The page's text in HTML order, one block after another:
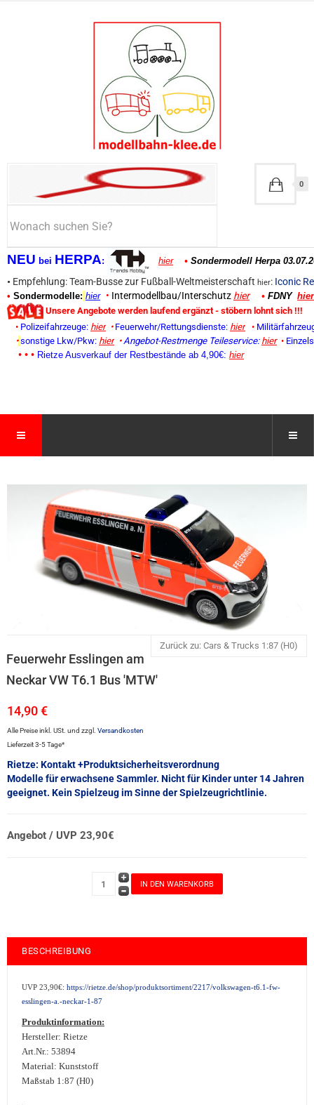
NEU bei HERPA: hier • Sondermodell Herpa
• Empfehlung: Team-Busse zur Fußball-Weltmeisterschaft hier: Iconic
• Sondermodelle: hier • Intermodellbau/Interschutz hier • FDNY hier
Unsere Angebote werden laufend ergänzt - stöbern lohnt sich !!!
• Polizeifahrzeuge: hier • Feuerwehr/Rettungsdienste: hier •
• sonstige Lkw/Pkw: hier • Angebot-Restmenge Teileservice: hier •
• • • Rietze Ausverkauf der Restbestände ab 4,90€: hier
0
Zurück zu: Cars & Trucks 1:87 (H0)
Feuerwehr Esslingen am
Neckar VW T6.1 Bus 'MTW'
14,90 €
Alle Preise inkl. USt. und zzgl. Versandkosten
Lieferzeit 3-5 Tage*
Rietze: Kontakt +Produktsicherheitsverordnung
Modelle für erwachsene Sammler. Nicht für Kinder unter 14 Jahren
geeignet. Kein Spielzeug im Sinne der Spielzeugrichtlinie.
Angebot / UVP 23,90€
BESCHREIBUNG
UVP 23,90€: https://rietze.de/shop/produktsortiment/2217/volkswagen-t6.1-fw-
esslingen-a.-neckar-1-87
Produktinformation:
Hersteller: Rietze
Art.Nr.: 53894
Material: Kunststoff
Maßstab 1:87 (H0)